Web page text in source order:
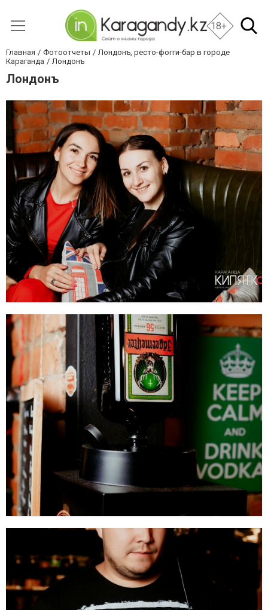
18+
Главная Фотоотчеты
Лондонъ, ресто-фогги-бар в городе
Караганда
Лондонъ
Лондонъ